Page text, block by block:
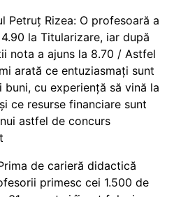
Petruț Rizea: O profesoară a
la Titularizare, iar după
nota a ajuns la 8.70 / Astfel
arată ce entuziasmați sunt
buni, cu experiență să vină la
ce resurse financiare sunt
astfel de concurs
de carieră didactică
primesc cei 1.500 de